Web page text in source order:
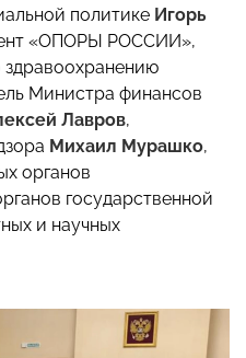
политике Игорь
«ОПОРЫ РОССИИ»,
здравоохранению
Министра финансов
Лавров,
Михаил Мурашко,
органов
государственной
и научных